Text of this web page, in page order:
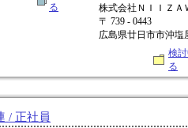
る
株式会社ＮＩＩＺＡ
〒 739 - 0443
広島県廿日市市沖塩
検
る
/ 正社員